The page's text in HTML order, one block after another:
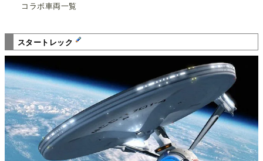
コラボ車両一覧
スタートレック